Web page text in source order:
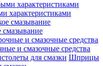
характеристиками
смазывание
и смазочные средства
Шприцы